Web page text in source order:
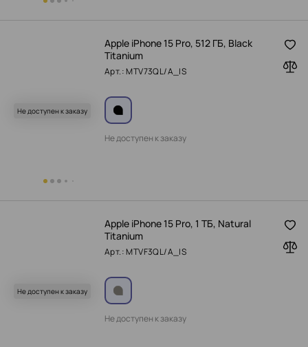
Не доступен к заказу
Apple iPhone 15 Pro, 512 ГБ, Black
Titanium
Арт.: MTV73QL/A_IS
Не доступен к заказу
Не доступен к заказу
Apple iPhone 15 Pro, 1 ТБ, Natural
Titanium
Арт.: MTVF3QL/A_IS
Не доступен к заказу